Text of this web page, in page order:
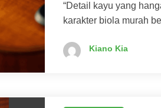
“Detail kayu yang
karakter biola murah
Kiano Kia